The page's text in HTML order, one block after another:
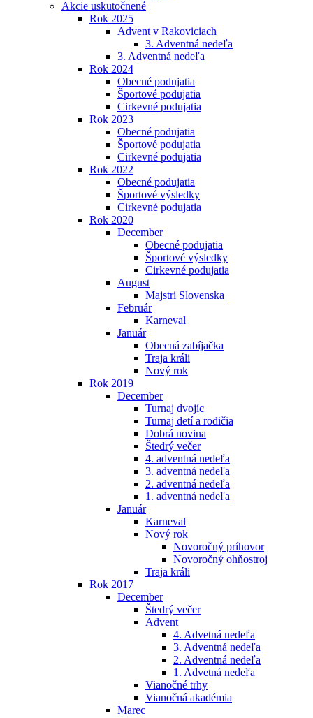
Akcie uskutočnené
Rok 2025
Advent v Rakoviciach
3. Adventná nedeľa
3. Adventná nedeľa
Rok 2024
Obecné podujatia
Športové podujatia
Cirkevné podujatia
Rok 2023
Obecné podujatia
Športové podujatia
Cirkevné podujatia
Rok 2022
Obecné podujatia
Športové výsledky
Cirkevné podujatia
Rok 2020
December
Obecné podujatia
Športové výsledky
Cirkevné podujatia
August
Majstri Slovenska
Február
Karneval
Január
Obecná zabíjačka
Traja králi
Nový rok
Rok 2019
December
Turnaj dvojíc
Turnaj detí a rodičia
Dobrá novina
Štedrý večer
4. adventná nedeľa
3. adventná nedeľa
2. adventná nedeľa
1. adventná nedeľa
Január
Karneval
Nový rok
Novoročný príhovor
Novoročný ohňostroj
Traja králi
Rok 2017
December
Štedrý večer
Advent
4. Advetná nedeľa
3. Adventná nedeľa
2. Adventná nedeľa
1. Advetná nedeľa
Vianočné trhy
Vianočná akadémia
Marec